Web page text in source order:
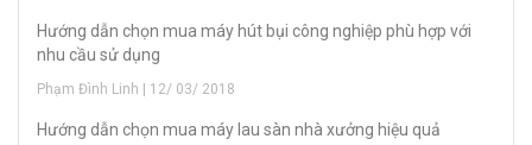
Hướng dẫn chọn mua máy hút bụi công nghiệp phù hợp với
nhu cầu sử dụng
Phạm Đình Linh | 12/ 03/ 2018
Hướng dẫn chọn mua máy lau sàn nhà xưởng hiệu quả